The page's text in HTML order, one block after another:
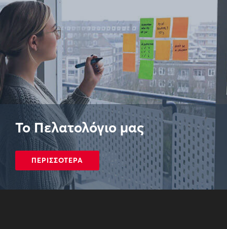
Το Πελατολόγιο μας
ΠΕΡΙΣΣΟΤΕΡΑ